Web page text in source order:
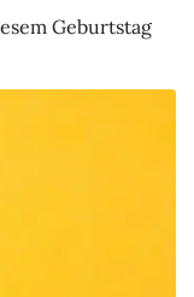
Geburtstag